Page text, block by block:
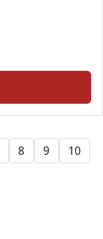
8 9
10